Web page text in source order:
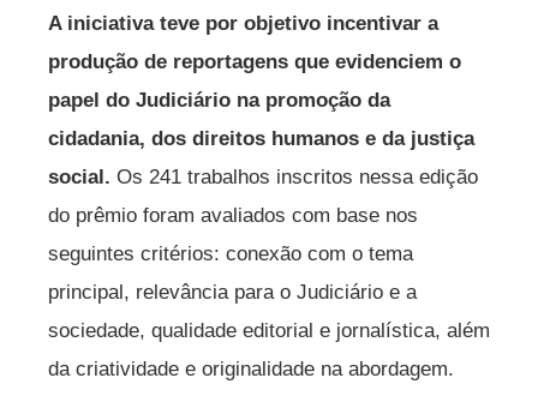
A iniciativa teve por objetivo incentivar a
produção de reportagens que evidenciem o
papel do Judiciário na promoção da
cidadania, dos direitos humanos e da justiça
social. Os 241 trabalhos inscritos nessa edição
do prêmio foram avaliados com base nos
seguintes critérios: conexão com o tema
principal, relevância para o Judiciário e a
sociedade, qualidade editorial e jornalística, além
da criatividade e originalidade na abordagem.